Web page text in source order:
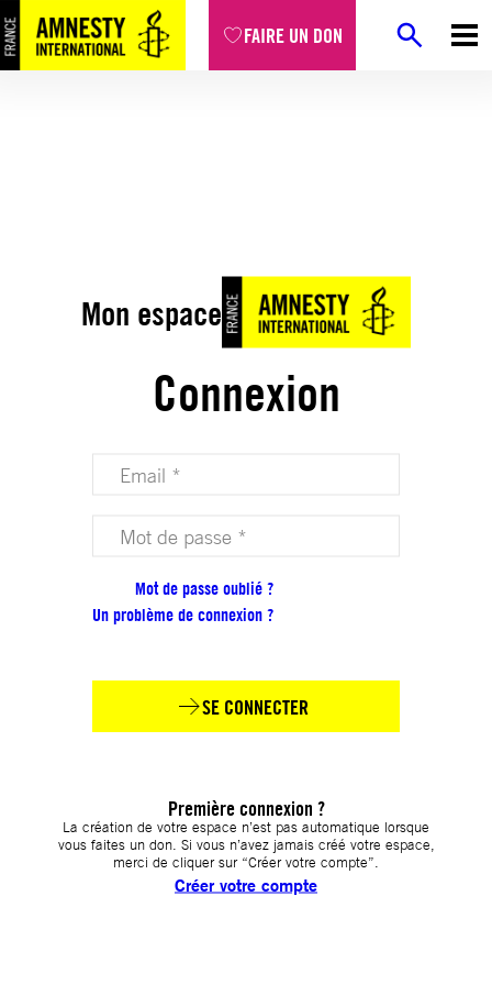
FAIRE UN DON
Mon espace
Connexion
Votre adresse email (obligatoire)
Votre mot de passe (obligatoire)
Mot de passe oublié ?
Un problème de connexion ?
SE CONNECTER
Première connexion ?
La création de votre espace n’est pas automatique lorsque
vous faites un don. Si vous n’avez jamais créé votre espace,
merci de cliquer sur “Créer votre compte”.
Créer votre compte